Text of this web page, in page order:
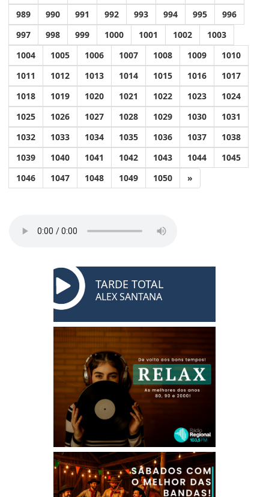
989 990 991 992 993 994 995
996
997
998 999 1000 1001 1002
1003
1004
1005 1006 1007 1008 1009
1010
1011
1012 1013 1014 1015 1016
1017
1018
1019 1020 1021 1022 1023
1024
1025
1026 1027 1028 1029 1030
1031
1032
1033 1034 1035 1036 1037
1038
1039
1040 1041 1042 1043 1044
1045
1046
1047 1048 1049 1050 »
TARDE TOTAL
ALEX SANTANA